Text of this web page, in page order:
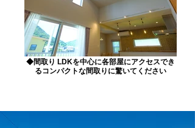
◆間取り LDKを中心に各部屋にアクセスでき
るコンパクトな間取りに驚いてください